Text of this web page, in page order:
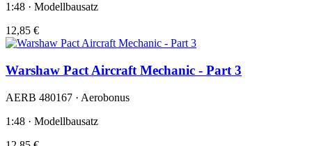
1:48 · Modellbausatz
12,85 €
Warshaw Pact Aircraft Mechanic - Part 3
AERB 480167 · Aerobonus
1:48 · Modellbausatz